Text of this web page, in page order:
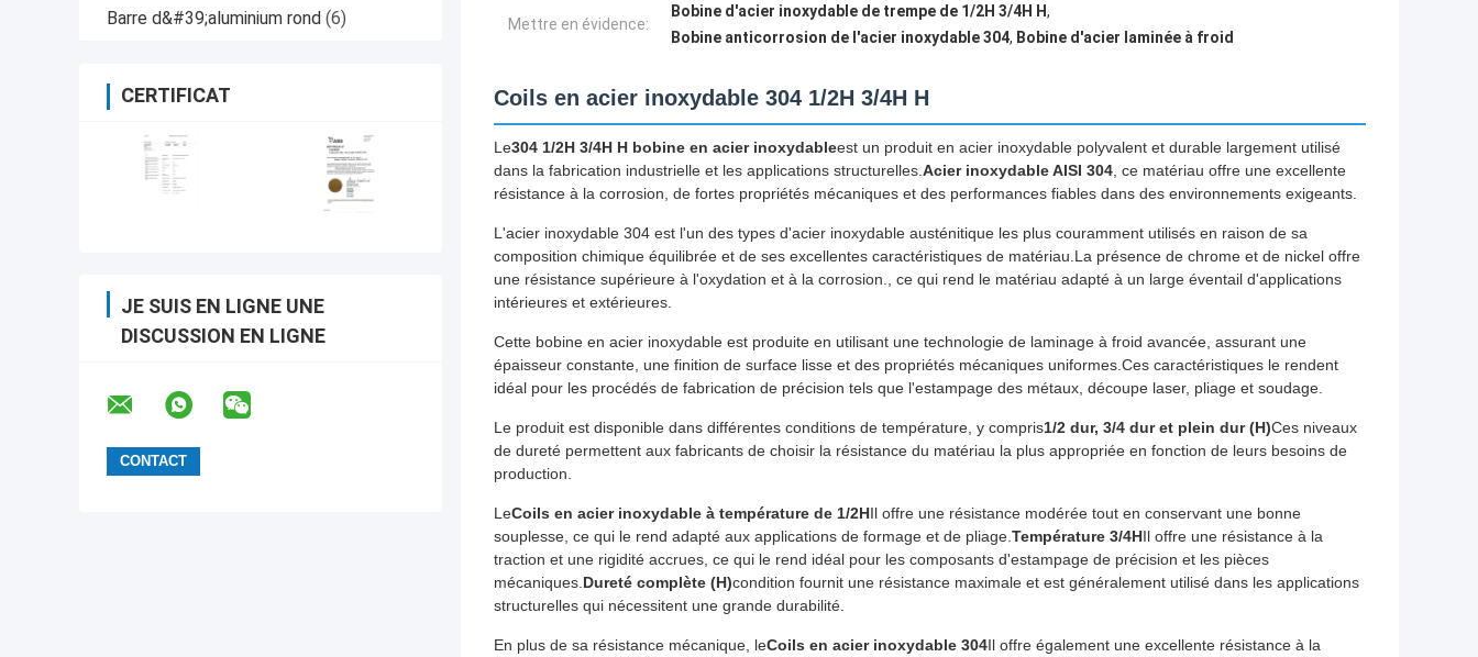
Barre d&#39;aluminium rond (6)
CERTIFICAT
JE SUIS EN LIGNE UNE
DISCUSSION EN LIGNE
Mettre en évidence:
Bobine d'acier inoxydable de trempe de 1/2H 3/4H H,
Bobine anticorrosion de l'acier inoxydable 304, Bobine d'acier laminée à froid
Coils en acier inoxydable 304 1/2H 3/4H H
Le304 1/2H 3/4H H bobine en acier inoxydableest un produit en acier inoxydable polyvalent et durable largement utilisé
dans la fabrication industrielle et les applications structurelles. Acier inoxydable AISI 304 , ce matériau offre une excellente
résistance à la corrosion, de fortes propriétés mécaniques et des performances fiables dans des environnements exigeants.
L'acier inoxydable 304 est l'un des types d'acier inoxydable austénitique les plus couramment utilisés en raison de sa
composition chimique équilibrée et de ses excellentes caractéristiques de matériau.La présence de chrome et de nickel offre
une résistance supérieure à l'oxydation et à la corrosion., ce qui rend le matériau adapté à un large éventail d'applications
intérieures et extérieures.
Cette bobine en acier inoxydable est produite en utilisant une technologie de laminage à froid avancée, assurant une
épaisseur constante, une finition de surface lisse et des propriétés mécaniques uniformes.Ces caractéristiques le rendent
idéal pour les procédés de fabrication de précision tels que l'estampage des métaux, découpe laser, pliage et soudage.
Le produit est disponible dans différentes conditions de température, y compris1/2 dur, 3/4 dur et plein dur (H)Ces niveaux
de dureté permettent aux fabricants de choisir la résistance du matériau la plus appropriée en fonction de leurs besoins de
production.
LeCoils en acier inoxydable à température de 1/2HIl offre une résistance modérée tout en conservant une bonne
souplesse, ce qui le rend adapté aux applications de formage et de pliage. Température 3/4HIl offre une résistance à la
traction et une rigidité accrues, ce qui le rend idéal pour les composants d'estampage de précision et les pièces
mécaniques. Dureté complète (H)condition fournit une résistance maximale et est généralement utilisé dans les applications
structurelles qui nécessitent une grande durabilité.
En plus de sa résistance mécanique, leCoils en acier inoxydable 304Il offre également une excellente résistance à la